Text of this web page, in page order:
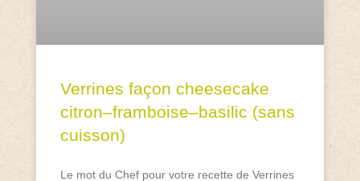
Verrines façon cheesecake
citron–framboise–basilic (sans
cuisson)
Le mot du Chef pour votre recette de Verrines